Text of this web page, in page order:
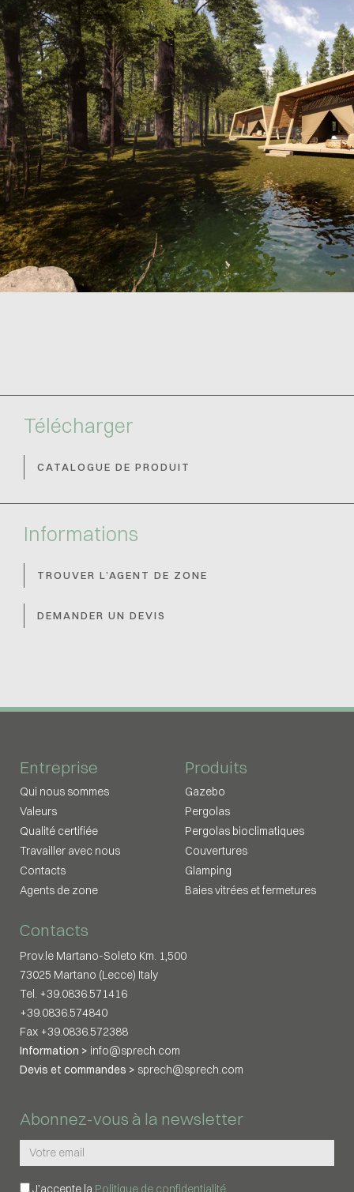
Télécharger
CATALOGUE DE PRODUIT
Informations
TROUVER L’AGENT DE ZONE
DEMANDER UN DEVIS
Entreprise
Qui nous sommes
Valeurs
Qualité certifiée
Travailler avec nous
Contacts
Agents de zone
Produits
Gazebo
Pergolas
Pergolas bioclimatiques
Couvertures
Glamping
Baies vitrées et fermetures
Contacts
Prov.le Martano-Soleto Km. 1,500
73025 Martano (Lecce) Italy
Tel. +39.0836.571416
+39.0836.574840
Fax +39.0836.572388
Information > info@sprech.com
Devis et commandes > sprech@sprech.com
Abonnez-vous à la newsletter
J’accepte la Politique de confidentialité